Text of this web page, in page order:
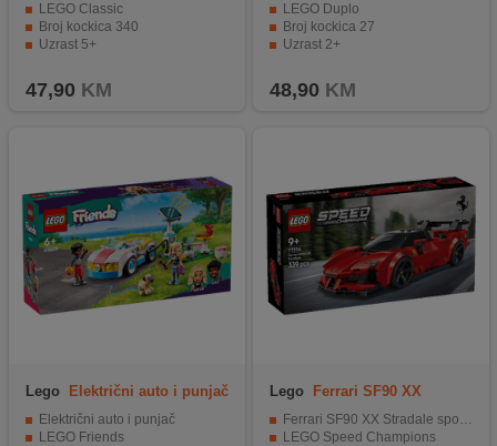
LEGO Classic
Broj kockica 340
Uzrast 5+
47,90 KM
LEGO Duplo
Broj kockica 27
Uzrast 2+
48,90 KM
Lego Električni auto i punjač
Električni auto i punjač
LEGO Friends
Lego
Ferrari SF90 XX
Ferrari SF90 XX Stradale sportski automobil
LEGO Speed Champions